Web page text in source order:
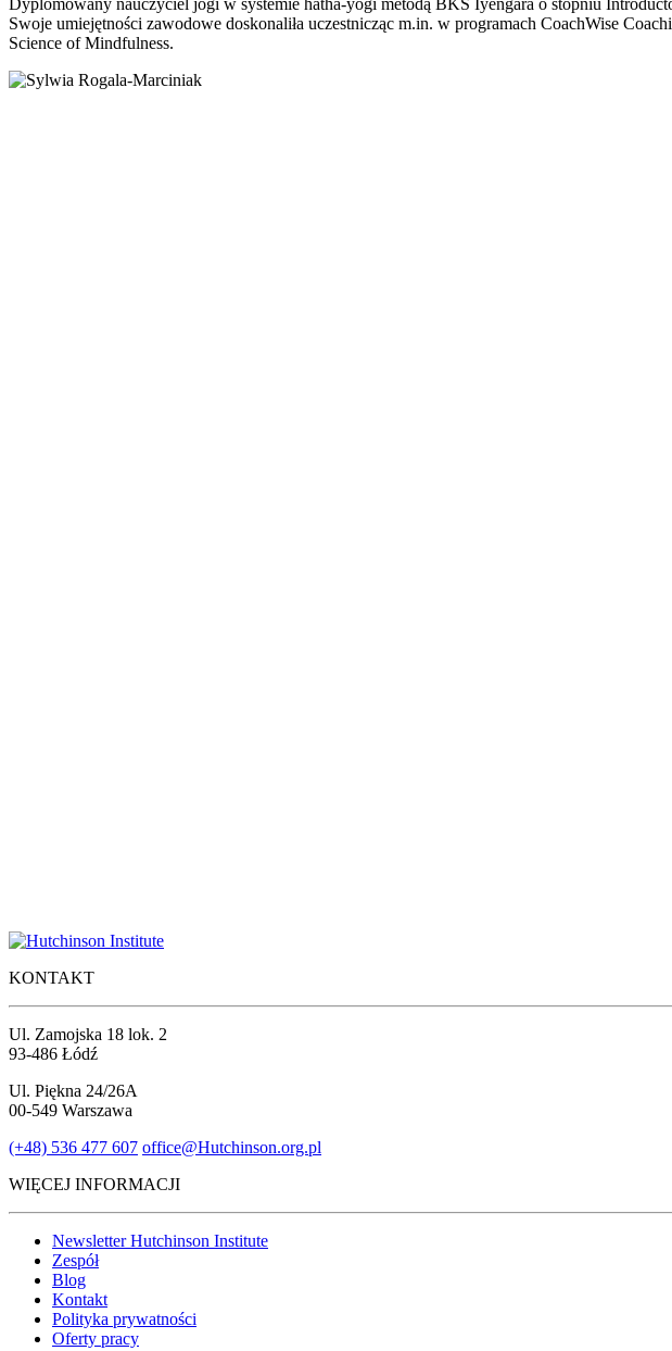
Swoje umiejętności zawodowe doskonaliła uczestnicząc m.in. w programach CoachWise
Science of Mindfulness.
KONTAKT
Ul. Zamojska 18 lok. 2
93-486 Łódź
Ul. Piękna 24/26A
00-549 Warszawa
(+48) 536 477 607 office@Hutchinson.org.pl
WIĘCEJ INFORMACJI
Newsletter Hutchinson Institute
Zespół
Blog
Kontakt
Polityka prywatności
Oferty pracy